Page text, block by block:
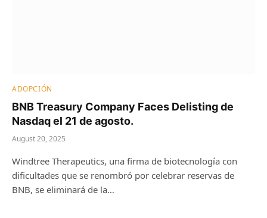
ADOPCIÓN
BNB Treasury Company Faces Delisting de
Nasdaq el 21 de agosto.
August 20, 2025
Windtree Therapeutics, una firma de biotecnología con
dificultades que se renombró por celebrar reservas de
BNB, se eliminará de la…